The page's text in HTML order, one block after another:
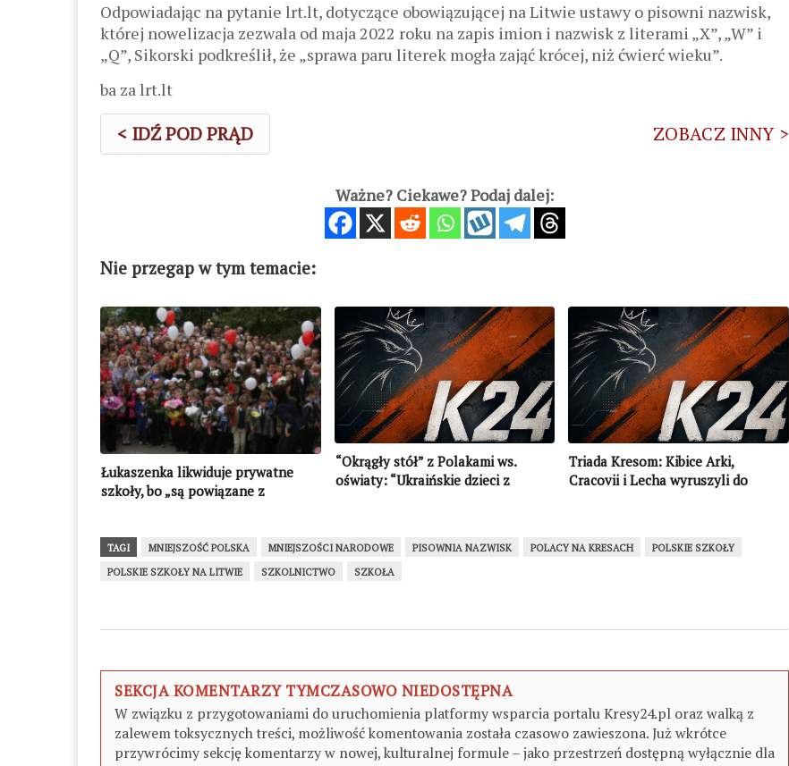
Odpowiadając na pytanie lrt.lt, dotyczące obowiązującej na Litwie ustawy o pisowni nazwisk,
której nowelizacja zezwala od maja 2022 roku na zapis imion i nazwisk z literami „X”, „W” i
„Q”, Sikorski podkreślił, że „sprawa paru literek mogła zająć krócej, niż ćwierć wieku”.
ba za lrt.lt
< IDŹ POD PRĄD ZOBACZ INNY >
Ważne? Ciekawe? Podaj dalej:
Nie przegap w tym temacie:
Łukaszenka likwiduje prywatne
szkoły, bo „są powiązane z
“Okrągły stół” z Polakami ws.
oświaty: “Ukraińskie dzieci z
Triada Kresom: Kibice Arki,
Cracovii i Lecha wyruszyli do
TAGI MNIEJSZOŚĆ POLSKA MNIEJSZOŚCI NARODOWE PISOWNIA NAZWISK POLACY NA KRESACH
POLSKIE SZKOŁY
POLSKIE SZKOŁY NA LITWIE
SZKOLNICTWO SZKOŁA
SEKCJA KOMENTARZY TYMCZASOWO NIEDOSTĘPNA
W związku z przygotowaniami do uruchomienia platformy wsparcia portalu Kresy24.pl oraz walką z
zalewem toksycznych treści, możliwość komentowania została czasowo zawieszona. Już wkrótce
przywrócimy sekcję komentarzy w nowej, kulturalnej formule – jako przestrzeń dostępną wyłącznie dla